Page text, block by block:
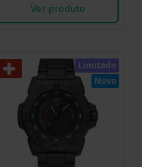
Ver produto
Limitado
Novo